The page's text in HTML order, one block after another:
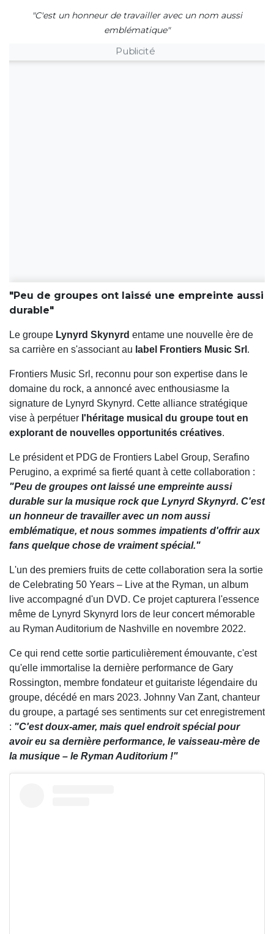
"C'est un honneur de travailler avec un nom aussi
emblématique"
Publicité
"Peu de groupes ont laissé une empreinte aussi
durable"
Le groupe Lynyrd Skynyrd entame une nouvelle ère de
sa carrière en s'associant au label Frontiers Music Srl .
Frontiers Music Srl, reconnu pour son expertise dans le
domaine du rock, a annoncé avec enthousiasme la
signature de Lynyrd Skynyrd. Cette alliance stratégique
vise à perpétuer l'héritage musical du groupe tout en
explorant de nouvelles opportunités créatives.
Le président et PDG de Frontiers Label Group, Serafino
Perugino, a exprimé sa fierté quant à cette collaboration :
"Peu de groupes ont laissé une empreinte aussi
durable sur la musique rock que Lynyrd Skynyrd. C'est
un honneur de travailler avec un nom aussi
emblématique, et nous sommes impatients d'offrir aux
fans quelque chose de vraiment spécial."
L'un des premiers fruits de cette collaboration sera la sortie
de Celebrating 50 Years – Live at the Ryman, un album
live accompagné d'un DVD. Ce projet capturera l'essence
même de Lynyrd Skynyrd lors de leur concert mémorable
au Ryman Auditorium de Nashville en novembre 2022.
Ce qui rend cette sortie particulièrement émouvante, c'est
qu'elle immortalise la dernière performance de Gary
Rossington, membre fondateur et guitariste légendaire du
groupe, décédé en mars 2023. Johnny Van Zant, chanteur
du groupe, a partagé ses sentiments sur cet enregistrement
: "C'est doux-amer, mais quel endroit spécial pour
avoir eu sa dernière performance, le vaisseau-mère de
la musique – le Ryman Auditorium !"